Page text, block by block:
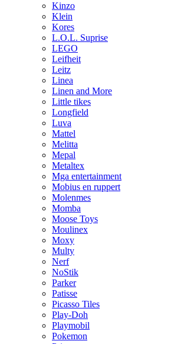
Kinzo
Klein
Kores
L.O.L. Suprise
LEGO
Leifheit
Leitz
Linea
Linen and More
Little tikes
Longfield
Luva
Mattel
Melitta
Mepal
Metaltex
Mga entertainment
Mobius en ruppert
Molenmes
Momba
Moose Toys
Moulinex
Moxy
Multy
Nerf
NoStik
Parker
Patisse
Picasso Tiles
Play-Doh
Playmobil
Pokemon